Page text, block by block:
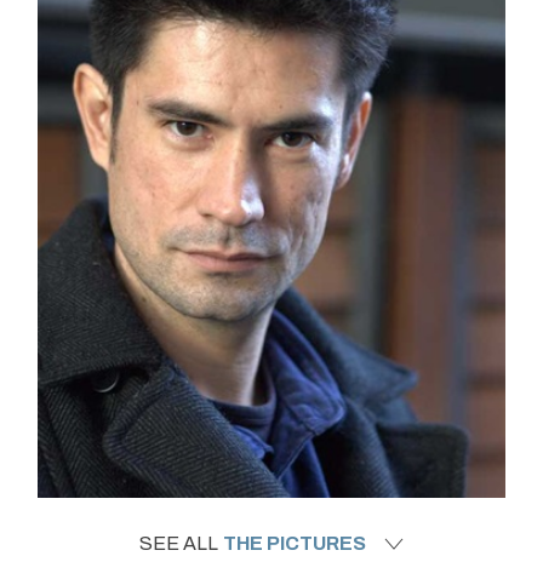
SEE ALL THE PICTURES